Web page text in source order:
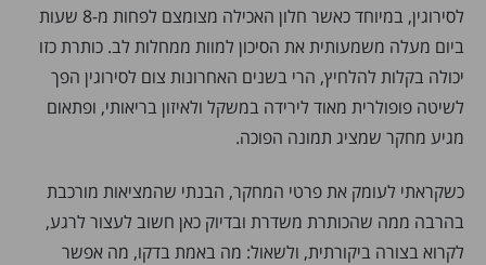
לסירוגין, במיוחד כאשר חלון האכילה מצומצם לפחות מ-8 שעות
ביום מעלה משמעותית את הסיכון למוות ממחלות לב. כותרת כזו
יכולה בקלות להלחיץ, הרי בשנים האחרונות צום לסירוגין הפך
לשיטה פופולרית מאוד לירידה במשקל ולאיזון בריאותי, ופתאום
מגיע מחקר שמציג תמונה הפוכה.
כשקראתי לעומק את פרטי המחקר, הבנתי שהמציאות מורכבת
בהרבה ממה שהכותרת משדרת ובדיוק כאן חשוב לעצור לרגע,
לקרוא בצורה ביקורתית, ולשאול: מה באמת בדקו, מה אפשר